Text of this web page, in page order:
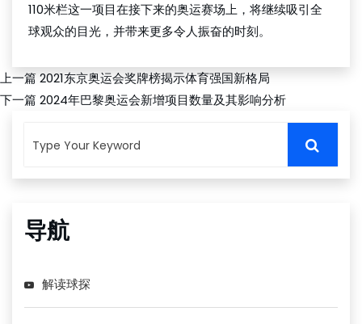
110米栏这一项目在接下来的奥运赛场上，将继续吸引全
球观众的目光，并带来更多令人振奋的时刻。
上一篇2021东京奥运会奖牌榜揭示体育强国新格局
下一篇 2024年巴黎奥运会新增项目数量及其影响分析
导航
解读球探